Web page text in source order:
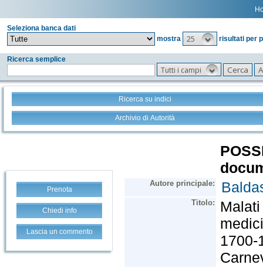
Seleziona banca dati
mostra
25 risultati per
Ricerca semplice
Tutti i campi
Ricerca su indici
Archivio di Autorità
Prenota
Chiedi info
Lascia un commento